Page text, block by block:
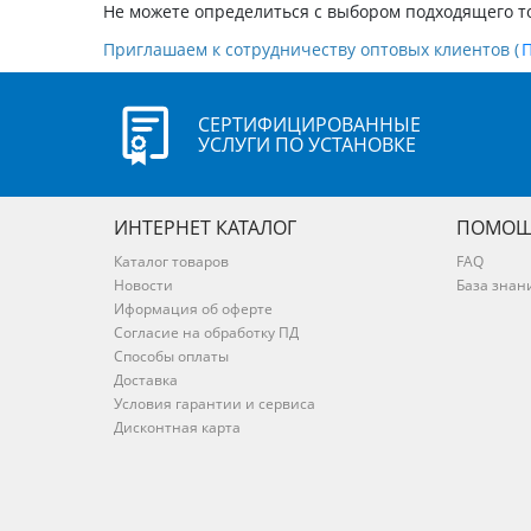
Не можете определиться с выбором подходящего
Приглашаем к сотрудничеству оптовых клиентов (
СЕРТИФИЦИРОВАННЫЕ
УСЛУГИ ПО УСТАНОВКЕ
ИНТЕРНЕТ КАТАЛОГ
Каталог товаров
Новости
Иформация об оферте
Согласие на обработку ПД
Способы оплаты
Доставка
Условия гарантии и сервиса
Дисконтная карта
FAQ
База